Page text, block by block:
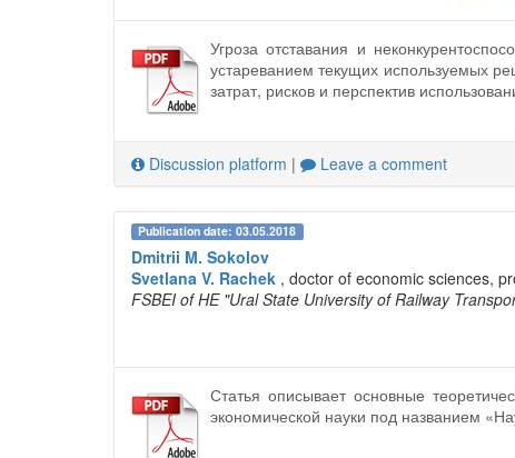
Угроза отставания и
устареванием текущих используемых
затрат, рисков и перспектив
Discussion platform | Leave a comment
Publication date: 03.05.2018
Dmitrii M. Sokolov
Svetlana V. Rachek , doctor of economic sciences,
FSBEI of HE "Ural State University of Railway
Статья описывает основные
экономической науки под названием